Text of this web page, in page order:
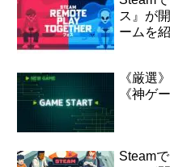
ス』が
ームを紹
《厳選
《神ゲー
Steam